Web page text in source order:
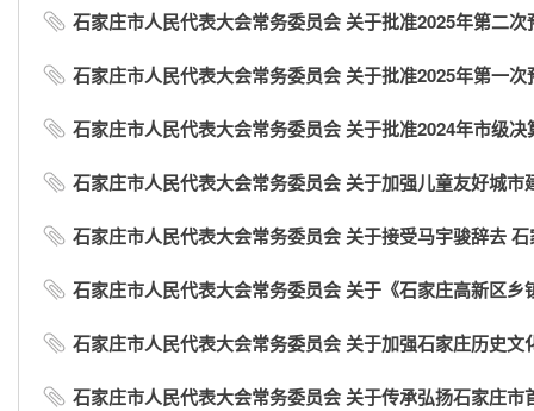
石家庄市人民代表大会常务委员会 关于批准2025年第二
石家庄市人民代表大会常务委员会 关于批准2025年第一
石家庄市人民代表大会常务委员会 关于批准2024年市级决
石家庄市人民代表大会常务委员会 关于加强儿童友好城市
石家庄市人民代表大会常务委员会 关于接受马宇骏辞去
石家庄市人民代表大会常务委员会 关于《石家庄高新区乡
石家庄市人民代表大会常务委员会 关于加强石家庄历史文
石家庄市人民代表大会常务委员会 关于传承弘扬石家庄市